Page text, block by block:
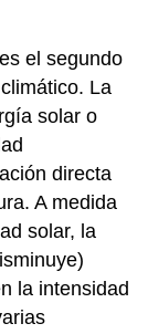
es el segundo
La
solar o
directa
A medida
solar, la
la intensidad